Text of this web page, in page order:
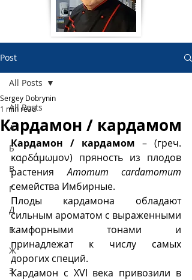
Post
All Posts
А
Б
В
Г
Д
Е
Ж
З
All Posts
Кардамон / кардамом
Sergey Dobrynin
1 min read
Кардамон / кардамом – (греч.
καρδάμωμον) пряность из плодов
растения Amomum cardamomum
семейства Имбирные.
Плоды кардамона обладают
сильным ароматом с выраженными
камфорными тонами и
принадлежат к числу самых
дорогих специй.
Кардамон с XVI века привозили в